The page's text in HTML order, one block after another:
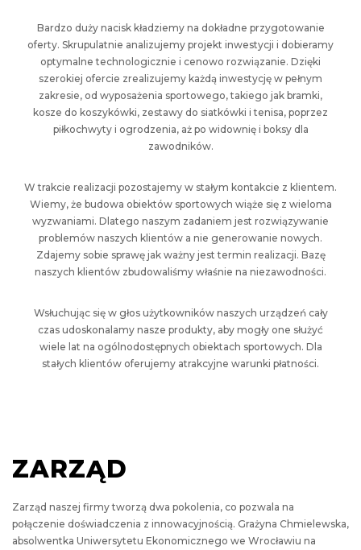
Bardzo duży nacisk kładziemy na dokładne przygotowanie
oferty. Skrupulatnie analizujemy projekt inwestycji i dobieramy
optymalne technologicznie i cenowo rozwiązanie. Dzięki
szerokiej ofercie zrealizujemy każdą inwestycję w pełnym
zakresie, od wyposażenia sportowego, takiego jak bramki,
kosze do koszykówki, zestawy do siatkówki i tenisa, poprzez
piłkochwyty i ogrodzenia, aż po widownię i boksy dla
zawodników.
W trakcie realizacji pozostajemy w stałym kontakcie z klientem.
Wiemy, że budowa obiektów sportowych wiąże się z wieloma
wyzwaniami. Dlatego naszym zadaniem jest rozwiązywanie
problemów naszych klientów a nie generowanie nowych.
Zdajemy sobie sprawę jak ważny jest termin realizacji. Bazę
naszych klientów zbudowaliśmy właśnie na niezawodności.
Wsłuchując się w głos użytkowników naszych urządzeń cały
czas udoskonalamy nasze produkty, aby mogły one służyć
wiele lat na ogólnodostępnych obiektach sportowych. Dla
stałych klientów oferujemy atrakcyjne warunki płatności.
ZARZĄD
Zarząd naszej firmy tworzą dwa pokolenia, co pozwala na
połączenie doświadczenia z innowacyjnością. Grażyna Chmielewska,
absolwentka Uniwersytetu Ekonomicznego we Wrocławiu na